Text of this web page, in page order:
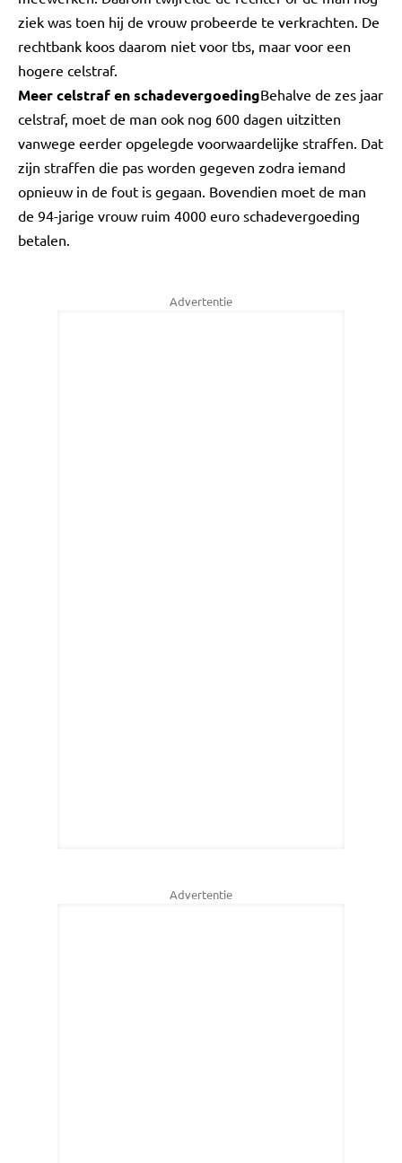
ziek was toen hij de vrouw probeerde te verkrachten. De
rechtbank koos daarom niet voor tbs, maar voor een
hogere celstraf.
Meer celstraf en schadevergoedingBehalve de zes jaar
celstraf, moet de man ook nog 600 dagen uitzitten
vanwege eerder opgelegde voorwaardelijke straffen. Dat
zijn straffen die pas worden gegeven zodra iemand
opnieuw in de fout is gegaan. Bovendien moet de man
de 94-jarige vrouw ruim 4000 euro schadevergoeding
betalen.
Advertentie
Advertentie